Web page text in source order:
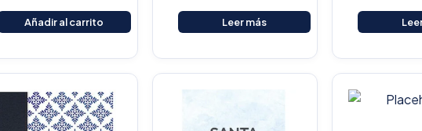
Añadir al carrito Leer más
$16.500.
Current